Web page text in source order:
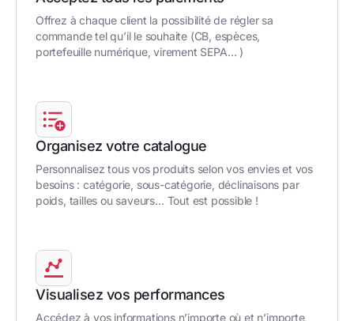
Offrez à chaque client la possibilité de régler sa
commande tel qu’il le souhaite (CB, espèces,
portefeuille numérique, virement SEPA… )
Organisez votre catalogue
Personnalisez tous vos produits selon vos envies et vos
besoins : catégorie, sous-catégorie, déclinaisons par
poids, tailles ou saveurs… Tout est possible !
Visualisez vos performances
Accédez à vos informations n’importe où et n’importe